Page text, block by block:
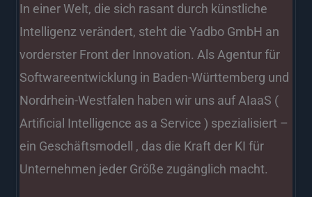
In einer Welt, die sich rasant durch künstliche
Intelligenz verändert, steht die Yadbo GmbH an
vorderster Front der Innovation. Als Agentur für
Softwareentwicklung in Baden-Württemberg und
Nordrhein-Westfalen haben wir uns auf AIaaS (
Artificial Intelligence as a Service ) spezialisiert –
ein Geschäftsmodell , das die Kraft der KI für
Unternehmen jeder Größe zugänglich macht.